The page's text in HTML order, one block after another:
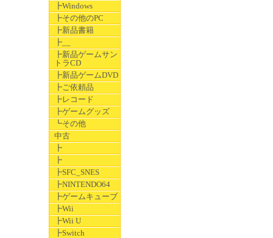
┣Windows
┣その他のPC
┣新品書籍
┣__
┣新品ゲームサン
トラCD
┣新品ゲームDVD
┣ご依頼品
┣レコード
┣ゲームグッズ
┗その他
中古
┣
┣
┣SFC_SNES
┣NINTENDO64
┣ゲームキューブ
┣Wii
┣Wii U
┣Switch